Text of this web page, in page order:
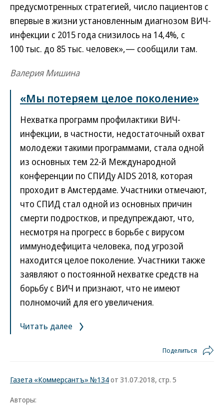
предусмотренных стратегией, число пациентов с
впервые в жизни установленным диагнозом ВИЧ-
инфекции с 2015 года снизилось на 14,4%, с
100 тыс. до 85 тыс. человек»,— сообщили там.
Валерия Мишина
«Мы потеряем целое поколение»
Нехватка программ профилактики ВИЧ-
инфекции, в частности, недостаточный охват
молодежи такими программами, стала одной
из основных тем 22-й Международной
конференции по СПИДу AIDS 2018, которая
проходит в Амстердаме. Участники отмечают,
что СПИД стал одной из основных причин
смерти подростков, и предупреждают, что,
несмотря на прогресс в борьбе с вирусом
иммунодефицита человека, под угрозой
находится целое поколение. Участники также
заявляют о постоянной нехватке средств на
борьбу с ВИЧ и признают, что не имеют
полномочий для его увеличения.
Читать далее
Поделиться
Газета «Коммерсантъ» №134от 31.07.2018, стр. 5
Авторы: